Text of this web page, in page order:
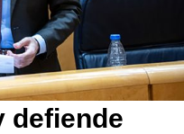
defiende